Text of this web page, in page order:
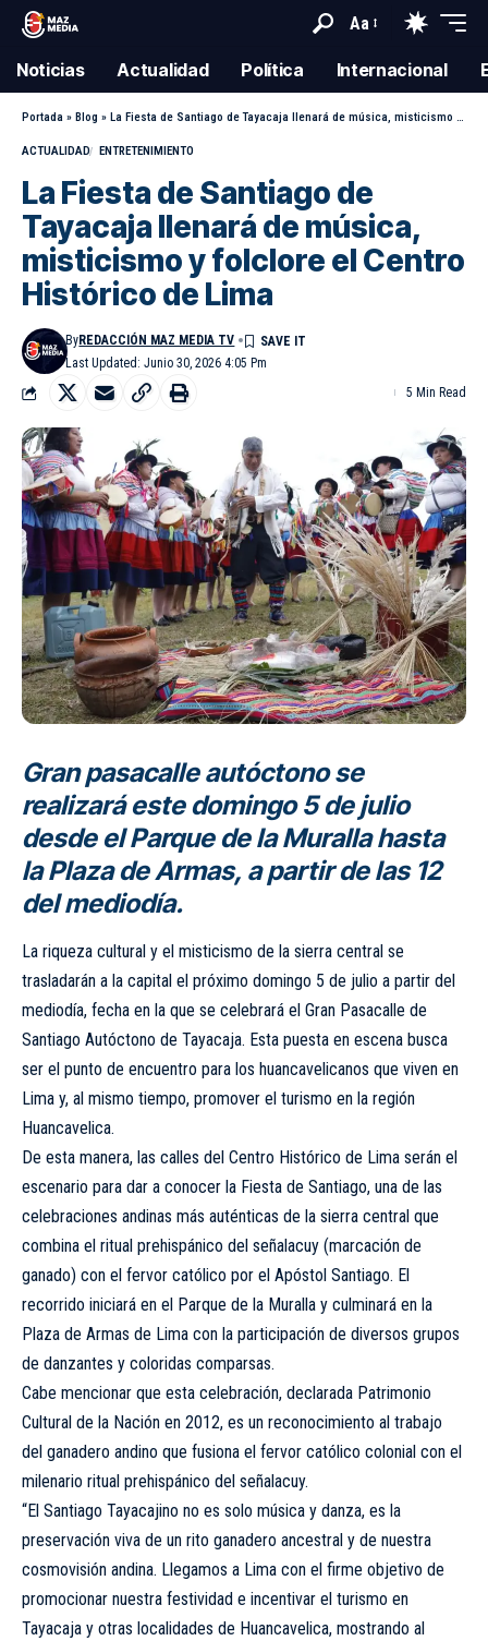
Aa
Noticias Actualidad Política Internacional
Portada » Blog » La Fiesta de Santiago de Tayacaja llenará de música, misticismo y folclore el Centro Histórico de Lima
ACTUALIDAD ENTRETENIMIENTO
La Fiesta de Santiago de
Tayacaja llenará de música,
misticismo y folclore el Centro
Histórico de Lima
Last Updated: Junio 30, 2026 4:05 Pm
ByREDACCIÓN MAZ MEDIA TV
5 Min Read
Gran pasacalle autóctono se
realizará este domingo 5 de julio
desde el Parque de la Muralla hasta
la Plaza de Armas, a partir de las 12
del mediodía.
La riqueza cultural y el misticismo de la sierra central se
trasladarán a la capital el próximo domingo 5 de julio a partir del
mediodía, fecha en la que se celebrará el Gran Pasacalle de
Santiago Autóctono de Tayacaja. Esta puesta en escena busca
ser el punto de encuentro para los huancavelicanos que viven en
Lima y, al mismo tiempo, promover el turismo en la región
Huancavelica.
De esta manera, las calles del Centro Histórico de Lima serán el
escenario para dar a conocer la Fiesta de Santiago, una de las
celebraciones andinas más auténticas de la sierra central que
combina el ritual prehispánico del señalacuy (marcación de
ganado) con el fervor católico por el Apóstol Santiago. El
recorrido iniciará en el Parque de la Muralla y culminará en la
Plaza de Armas de Lima con la participación de diversos grupos
de danzantes y coloridas comparsas.
Cabe mencionar que esta celebración, declarada Patrimonio
Cultural de la Nación en 2012, es un reconocimiento al trabajo
del ganadero andino que fusiona el fervor católico colonial con el
milenario ritual prehispánico del señalacuy.
“El Santiago Tayacajino no es solo música y danza, es la
preservación viva de un rito ganadero ancestral y de nuestra
cosmovisión andina. Llegamos a Lima con el firme objetivo de
promocionar nuestra festividad e incentivar el turismo en
Tayacaja y otras localidades de Huancavelica, mostrando al